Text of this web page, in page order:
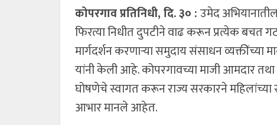
कोपरगाव प्रतिनिधी, दि. ३० :उमेद
फिरत्या निधीत दुपटीने वाढ करून प्रत्येक बचत
मार्गदर्शन करणाऱ्या समुदाय संसाधन व्यक्तींच्या
यांनी केली आहे. कोपरगावच्या माजी आमदार तथा
घोषणेचे स्वागत करून राज्य सरकारने महिलांच्या
आभार मानले आहेत.